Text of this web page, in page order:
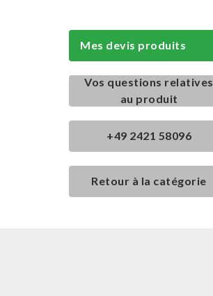
Mes devis produits
Vos questions relatives
au produit
+49 2421 58096
Retour à la catégorie